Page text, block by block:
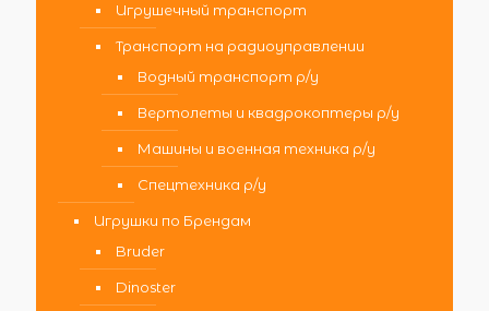
Игрушечный транспорт
Транспорт на радиоуправлении
Водный транспорт р/у
Вертолеты и квадрокоптеры р/у
Машины и военная техника р/у
Спецтехника р/у
Игрушки по Брендам
Bruder
Dinoster